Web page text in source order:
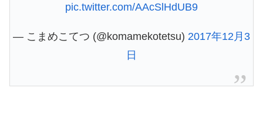
pic.twitter.com/AAcSlHdUB9
— こまめこてつ (@komamekotetsu) 2017年12月3
日